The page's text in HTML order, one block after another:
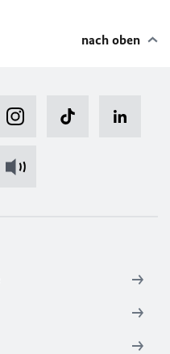
nach oben